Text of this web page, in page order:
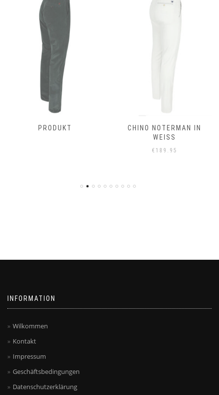
PRODUKT
CHINO NOTERMAN IN
WEISS
€ 189.95
INFORMATION
Wilkommen
Kontakt
Impressum
Geschäftsbedingungen
Datenschutzerklärung